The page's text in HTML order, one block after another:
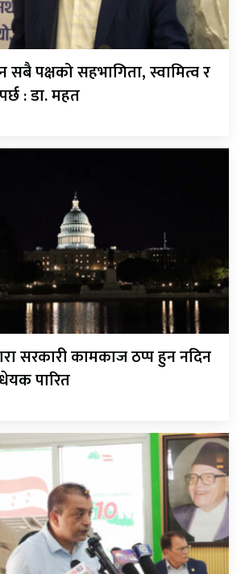
पक्षको सहभागिता, स्वामित्व र
: डा. महत
सरकारी कामकाज ठप्प हुन नदिन
पारित